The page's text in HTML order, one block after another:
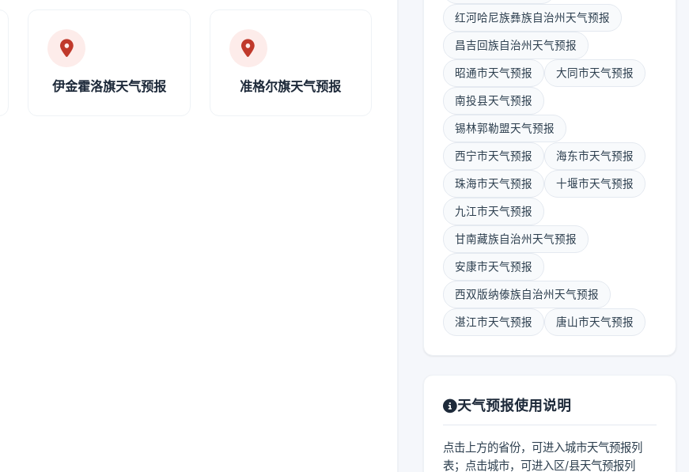
伊金霍洛旗天气预报 准格尔旗天气预报
红河哈尼族彝族自治州天气预报
昌吉回族自治州天气预报
昭通市天气预报 大同市天气预报
南投县天气预报
锡林郭勒盟天气预报
西宁市天气预报 海东市天气预报
珠海市天气预报 十堰市天气预报
九江市天气预报
甘南藏族自治州天气预报
安康市天气预报
西双版纳傣族自治州天气预报
湛江市天气预报 唐山市天气预报
天气预报使用说明
点击上方的省份，可进入城市天气预报列
表；点击城市，可进入区/县天气预报列